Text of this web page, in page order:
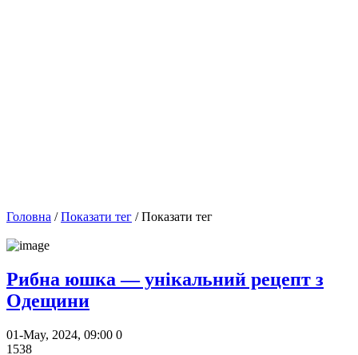
Головна /Показати тег / Показати тег
Рибна юшка — унікальний рецепт з
Одещини
01-May, 2024, 09:00 0
1538